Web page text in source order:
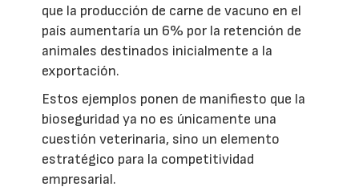
que la producción de carne de vacuno en el
país aumentaría un 6% por la retención de
animales destinados inicialmente a la
exportación.
Estos ejemplos ponen de manifiesto que la
bioseguridad ya no es únicamente una
cuestión veterinaria, sino un elemento
estratégico para la competitividad
empresarial.